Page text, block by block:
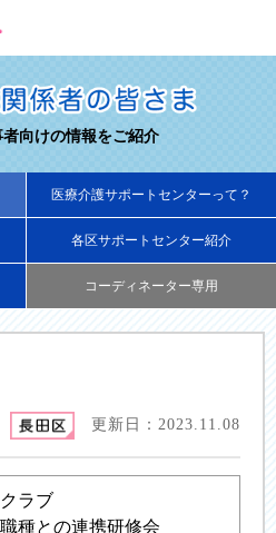
向けの情報をご紹介
医療介護サポートセンターって？
各区サポートセンター紹介
コーディネーター専用
更新日：2023.11.08
ラブ
種との連携研修会